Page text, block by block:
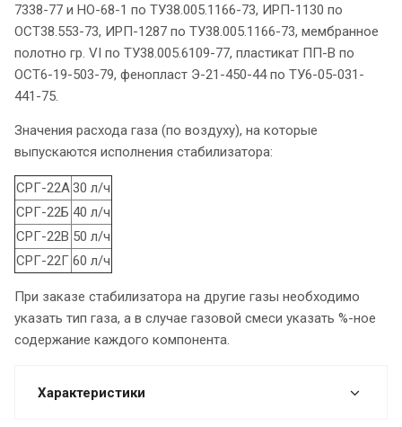
7338-77 и НО-68-1 по ТУ38.005.1166-73, ИРП-1130 по
ОСТ38.553-73, ИРП-1287 по ТУ38.005.1166-73, мембранное
полотно гр. VI по ТУ38.005.6109-77, пластикат ПП-В по
ОСТ6-19-503-79, фенопласт Э-21-450-44 по ТУ6-05-031-
441-75.
Значения расхода газа (по воздуху), на которые
выпускаются исполнения стабилизатора:
СРГ-22А30 л/ч
СРГ-22Б 40 л/ч
СРГ-22В 50 л/ч
СРГ-22Г 60 л/ч
При заказе стабилизатора на другие газы необходимо
указать тип газа, а в случае газовой смеси указать %-ное
содержание каждого компонента.
Характеристики